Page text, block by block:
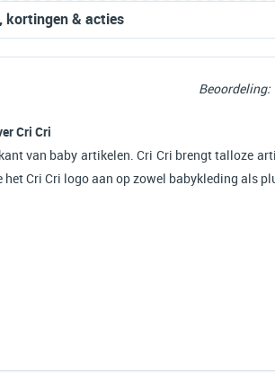
kortingen & acties
Beoordeling:
Cri Cri
van baby artikelen. Cri Cri brengt talloze
het Cri Cri logo aan op zowel babykleding als